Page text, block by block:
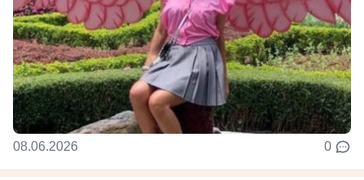
08.06.2026 0